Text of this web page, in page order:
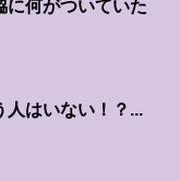
に何がついていた
人はいない！？...